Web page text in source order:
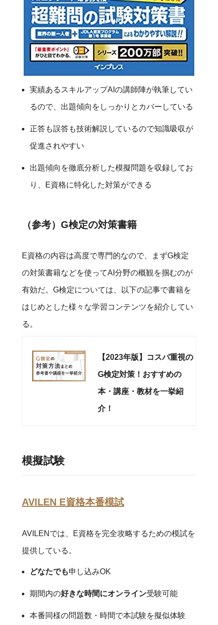
実績あるスキルアップAIの講師陣が執筆してい
るので、出題傾向をしっかりとカバーしている
正答も誤答も技術解説しているので知識吸収が
促進されやすい
出題傾向を徹底分析した模擬問題を収録してお
り、E資格に特化した対策ができる
（参考）G検定の対策書籍
E資格の内容は高度で専門的なので、まずG検定
の対策書籍などを使ってAI分野の概観を掴むのが
有効だ。G検定については、以下の記事で書籍を
はじめとした様々な学習コンテンツを紹介してい
る。
【2023年版】コスパ重視の
G検定対策！おすすめの
本・講座・教材を一挙紹
介！
模擬試験
AVILEN E資格本番模試
AVILENでは、E資格を完全攻略するための模試を
提供している。
どなたでも申し込みOK
期間内の好きな時間にオンライン受験可能
本番同様の問題数・時間で本試験を擬似体験